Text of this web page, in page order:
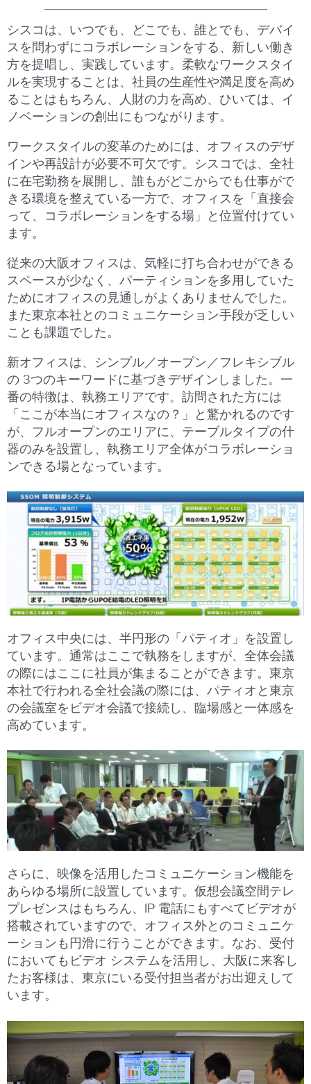
シスコは、いつでも、どこでも、誰とでも、デバイ
スを問わずにコラボレーションをする、新しい働き
方を提唱し、実践しています。柔軟なワークスタイ
ルを実現することは、社員の生産性や満足度を高め
ることはもちろん、人財の力を高め、ひいては、イ
ノベーションの創出にもつながります。
ワークスタイルの変革のためには、オフィスのデザ
インや再設計が必要不可欠です。シスコでは、全社
に在宅勤務を展開し、誰もがどこからでも仕事がで
きる環境を整えている一方で、オフィスを「直接会
って、コラボレーションをする場」と位置付けてい
ます。
従来の大阪オフィスは、気軽に打ち合わせができる
スペースが少なく、パーティションを多用していた
ためにオフィスの見通しがよくありませんでした。
また東京本社とのコミュニケーション手段が乏しい
ことも課題でした。
新オフィスは、シンプル／オープン／フレキシブル
の 3つのキーワードに基づきデザインしました。一
番の特徴は、執務エリアです。訪問された方には
「ここが本当にオフィスなの？」と驚かれるのです
が、フルオープンのエリアに、テーブルタイプの什
器のみを設置し、執務エリア全体がコラボレーショ
ンできる場となっています。
オフィス中央には、半円形の「パティオ」を設置し
ています。通常はここで執務をしますが、全体会議
の際にはここに社員が集まることができます。東京
本社で行われる全社会議の際には、パティオと東京
の会議室をビデオ会議で接続し、臨場感と一体感を
高めています。
さらに、映像を活用したコミュニケーション機能を
あらゆる場所に設置しています。仮想会議空間テレ
プレゼンスはもちろん、IP 電話にもすべてビデオが
搭載されていますので、オフィス外とのコミュニケ
ーションも円滑に行うことができます。なお、受付
においてもビデオ システムを活用し、大阪に来客し
たお客様は、東京にいる受付担当者がお出迎えして
います。